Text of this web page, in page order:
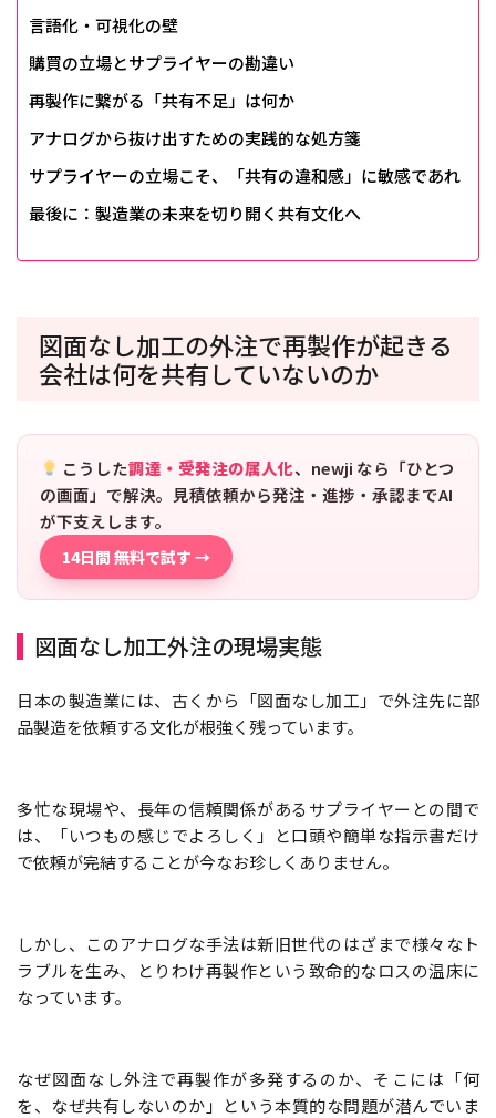
言語化・可視化の壁
購買の立場とサプライヤーの勘違い
再製作に繋がる「共有不足」は何か
アナログから抜け出すための実践的な処方箋
サプライヤーの立場こそ、「共有の違和感」に敏感であれ
最後に：製造業の未来を切り開く共有文化へ
図面なし加工の外注で再製作が起きる
会社は何を共有していないのか
こうした調達・受発注の属人化、newji なら「ひとつ
の画面」で解決。見積依頼から発注・進捗・承認までAI
が下支えします。
14日間 無料で試す →
図面なし加工外注の現場実態
日本の製造業には、古くから「図面なし加工」で外注先に部
品製造を依頼する文化が根強く残っています。
多忙な現場や、長年の信頼関係があるサプライヤーとの間で
は、「いつもの感じでよろしく」と口頭や簡単な指示書だけ
で依頼が完結することが今なお珍しくありません。
しかし、このアナログな手法は新旧世代のはざまで様々なト
ラブルを生み、とりわけ再製作という致命的なロスの温床に
なっています。
なぜ図面なし外注で再製作が多発するのか、そこには「何
を、なぜ共有しないのか」という本質的な問題が潜んでいま